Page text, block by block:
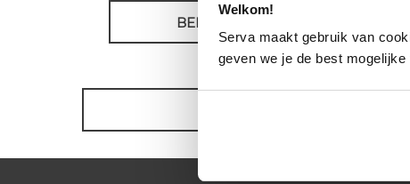
Welkom!
Serva maakt gebruik van
geven we je de best
BEKIJKEN